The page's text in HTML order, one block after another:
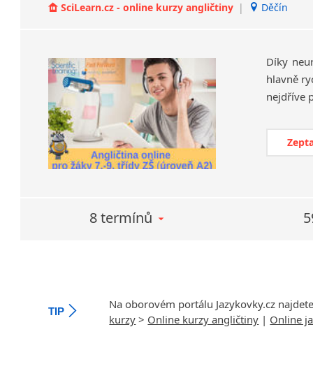
SciLearn.cz - online kurzy angličtiny | Děčín
Díky
hlavně
8 termínů
TIP
Na oborovém portálu Jazykovky.cz
kurzy > Online kurzy angličtiny | Online